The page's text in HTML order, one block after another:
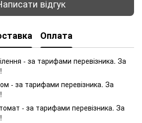
відгук
Оплата
- за тарифами перевізника. За
- за тарифами перевізника. За
- за тарифами перевізника. За